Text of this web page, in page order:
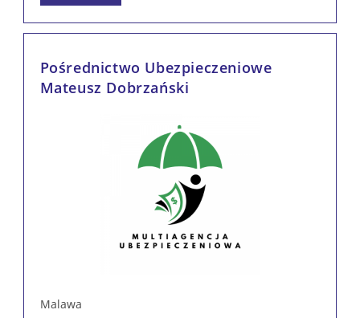
Dom
Pośrednictwo Ubezpieczeniowe
Mateusz Dobrzański
Malawa